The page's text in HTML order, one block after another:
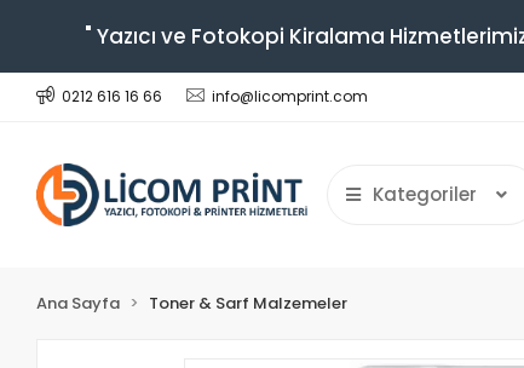
" Yazıcı ve Fotokopi Kiralama
0212 616 16 66 info@licomprint.com
Kategoriler
Ana Sayfa Toner & Sarf Malzemeler